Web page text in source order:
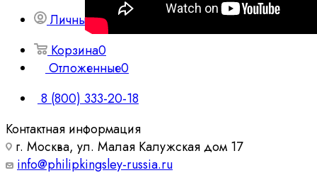
Личный кабинет
Корзина0
Отложенные0
8 (800) 333-20-18
Контактная информация
г. Москва, ул. Малая Калужская дом 17
info@philipkingsley-russia.ru